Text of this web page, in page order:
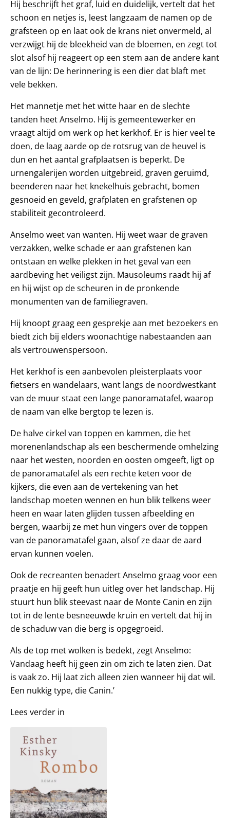
Hij beschrijft het graf, luid en duidelijk, vertelt dat het
schoon en netjes is, leest langzaam de namen op de
grafsteen op en laat ook de krans niet onvermeld, al
verzwijgt hij de bleekheid van de bloemen, en zegt tot
slot alsof hij reageert op een stem aan de andere kant
van de lijn: De herinnering is een dier dat blaft met
vele bekken.
Het mannetje met het witte haar en de slechte
tanden heet Anselmo. Hij is gemeentewerker en
vraagt altijd om werk op het kerkhof. Er is hier veel te
doen, de laag aarde op de rotsrug van de heuvel is
dun en het aantal grafplaatsen is beperkt. De
urnengalerijen worden uitgebreid, graven geruimd,
beenderen naar het knekelhuis gebracht, bomen
gesnoeid en geveld, grafplaten en grafstenen op
stabiliteit gecontroleerd.
Anselmo weet van wanten. Hij weet waar de graven
verzakken, welke schade er aan grafstenen kan
ontstaan en welke plekken in het geval van een
aardbeving het veiligst zijn. Mausoleums raadt hij af
en hij wijst op de scheuren in de pronkende
monumenten van de familiegraven.
Hij knoopt graag een gesprekje aan met bezoekers en
biedt zich bij elders woonachtige nabestaanden aan
als vertrouwenspersoon.
Het kerkhof is een aanbevolen pleisterplaats voor
fietsers en wandelaars, want langs de noordwestkant
van de muur staat een lange panoramatafel, waarop
de naam van elke bergtop te lezen is.
De halve cirkel van toppen en kammen, die het
morenenlandschap als een beschermende omhelzing
naar het westen, noorden en oosten omgeeft, ligt op
de panoramatafel als een rechte keten voor de
kijkers, die even aan de vertekening van het
landschap moeten wennen en hun blik telkens weer
heen en waar laten glijden tussen afbeelding en
bergen, waarbij ze met hun vingers over de toppen
van de panoramatafel gaan, alsof ze daar de aard
ervan kunnen voelen.
Ook de recreanten benadert Anselmo graag voor een
praatje en hij geeft hun uitleg over het landschap. Hij
stuurt hun blik steevast naar de Monte Canin en zijn
tot in de lente besneeuwde kruin en vertelt dat hij in
de schaduw van die berg is opgegroeid.
Als de top met wolken is bedekt, zegt Anselmo:
Vandaag heeft hij geen zin om zich te laten zien. Dat
is vaak zo. Hij laat zich alleen zien wanneer hij dat wil.
Een nukkig type, die Canin.’
Lees verder in